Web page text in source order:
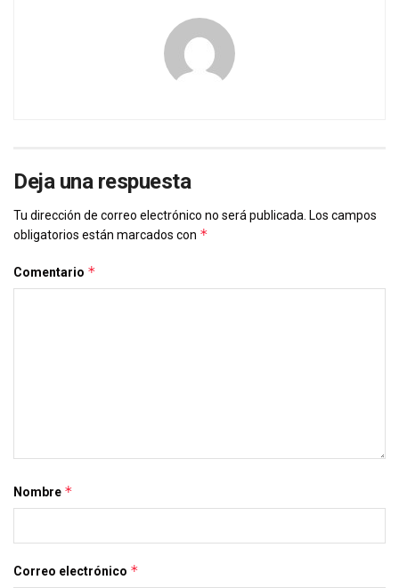
Deja una respuesta
Tu dirección de correo electrónico no será publicada. Los campos
obligatorios están marcados con *
Comentario *
Nombre *
Correo electrónico *